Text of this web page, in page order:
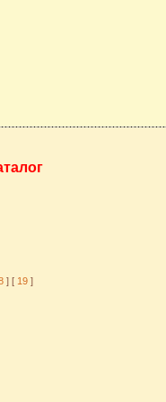
] [19 ]